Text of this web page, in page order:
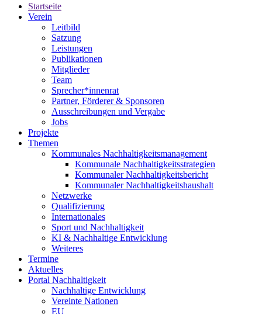
Startseite
Verein
Leitbild
Satzung
Leistungen
Publikationen
Mitglieder
Team
Sprecher*innenrat
Partner, Förderer & Sponsoren
Ausschreibungen und Vergabe
Jobs
Projekte
Themen
Kommunales Nachhaltigkeitsmanagement
Kommunale Nachhaltigkeitsstrategien
Kommunaler Nachhaltigkeitsbericht
Kommunaler Nachhaltigkeitshaushalt
Netzwerke
Qualifizierung
Internationales
Sport und Nachhaltigkeit
KI & Nachhaltige Entwicklung
Weiteres
Termine
Aktuelles
Portal Nachhaltigkeit
Nachhaltige Entwicklung
Vereinte Nationen
EU